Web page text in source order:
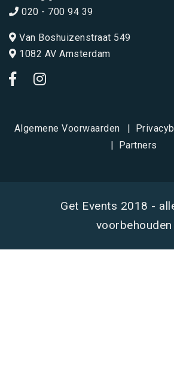
020 - 700 94 39
Van Boshuizenstraat 549
1082 AV Amsterdam
Algemene Voorwaarden
Partners
Get Events 2018 -
voorbehouden